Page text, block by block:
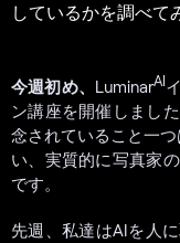
しているかを調べて
今週初め、 LuminarAI
ン講座を開催しまし
念されていること一
い、実質的に写真家
です。
先週、私達はAIを人